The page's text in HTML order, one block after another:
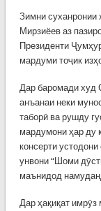
Зимни суханронии
Мирзиёев аз
Президенти
мардуми тоҷик
Дар баромади худ
анъанаи неки
таборӣ ва рушду
мардумони ҳар ду
консерти
унвони “Шоми
маънидод
Дар ҳақиқат имрӯз